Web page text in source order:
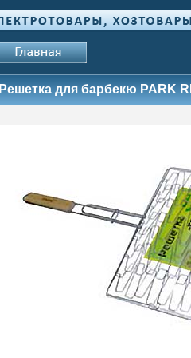
Решетка для барбекю PARK